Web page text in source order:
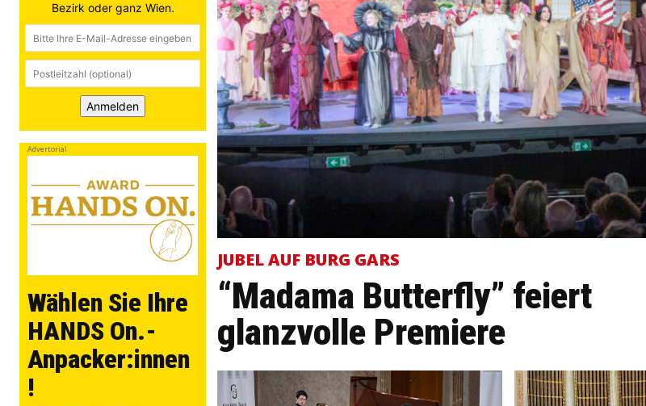
Bezirk oder ganz Wien.
Anmelden
Advertorial
Wählen Sie Ihre
HANDS On.-
Anpacker:innen
!
JUBEL AUF BURG GARS
“Madama Butterfly” feiert
glanzvolle Premiere